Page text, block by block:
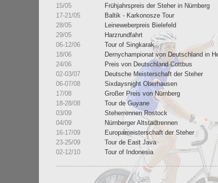
15/05
Frühjahrspreis der Steher in Nürnberg
17-21/05
Baltik - Karkonosze Tour
28/05
Leineweberpreis Bielefeld
29/05
Harzrundfahrt
06-12/06
Tour of Singkarak
18/06
Dernychampionat von Deutschland in
24/06
Preis von Deutschland Cottbus
02-03/07
Deutsche Meisterschaft der Steher
06-07/08
Sixdaysnight Oberhausen
17/08
Großer Preis von Nürnberg
18-28/08
Tour de Guyane
03/09
Steherrennen Rostock
04/09
Nürnberger Altstadtrennen
16-17/09
Europameisterschaft der Steher
23-25/09
Tour de East Java
02-12/10
Tour of Indonesia